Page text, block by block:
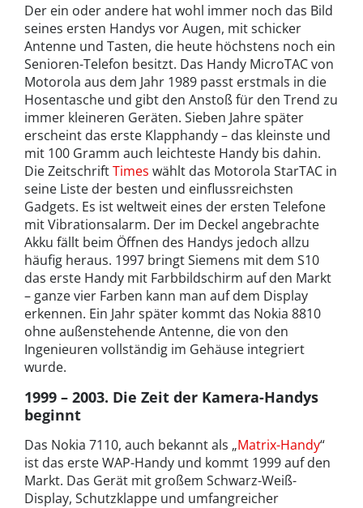
Der ein oder andere hat wohl immer noch das Bild
seines ersten Handys vor Augen, mit schicker
Antenne und Tasten, die heute höchstens noch ein
Senioren-Telefon besitzt. Das Handy MicroTAC von
Motorola aus dem Jahr 1989 passt erstmals in die
Hosentasche und gibt den Anstoß für den Trend zu
immer kleineren Geräten. Sieben Jahre später
erscheint das erste Klapphandy – das kleinste und
mit 100 Gramm auch leichteste Handy bis dahin.
Die ZeitschriftTimes wählt das Motorola StarTAC in
seine Liste der besten und einflussreichsten
Gadgets. Es ist weltweit eines der ersten Telefone
mit Vibrationsalarm. Der im Deckel angebrachte
Akku fällt beim Öffnen des Handys jedoch allzu
häufig heraus. 1997 bringt Siemens mit dem S10
das erste Handy mit Farbbildschirm auf den Markt
– ganze vier Farben kann man auf dem Display
erkennen. Ein Jahr später kommt das Nokia 8810
ohne außenstehende Antenne, die von den
Ingenieuren vollständig im Gehäuse integriert
wurde.
1999 – 2003. Die Zeit der Kamera-Handys
beginnt
Das Nokia 7110, auch bekannt als „Matrix-Handy“
ist das erste WAP-Handy und kommt 1999 auf den
Markt. Das Gerät mit großem Schwarz-Weiß-
Display, Schutzklappe und umfangreicher